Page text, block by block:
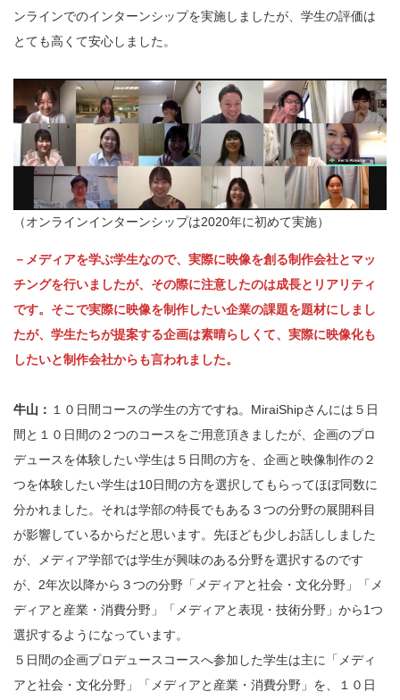
ンラインでのインターンシップを実施しましたが、学生の評価は
とても高くて安心しました。
（オンラインインターンシップは2020年に初めて実施）
－メディアを学ぶ学生なので、実際に映像を創る制作会社とマッ
チングを行いましたが、その際に注意したのは成長とリアリティ
です。そこで実際に映像を制作したい企業の課題を題材にしまし
たが、学生たちが提案する企画は素晴らしくて、実際に映像化も
したいと制作会社からも言われました。
牛山： １０日間コースの学生の方ですね。MiraiShipさんには５日
間と１０日間の２つのコースをご用意頂きましたが、企画のプロ
デュースを体験したい学生は５日間の方を、企画と映像制作の２
つを体験したい学生は10日間の方を選択してもらってほぼ同数に
分かれました。それは学部の特長でもある３つの分野の展開科目
が影響しているからだと思います。先ほども少しお話ししました
が、メディア学部では学生が興味のある分野を選択するのです
が、2年次以降から３つの分野「メディアと社会・文化分野」「メ
ディアと産業・消費分野」「メディアと表現・技術分野」から1つ
選択するようになっています。
５日間の企画プロデュースコースへ参加した学生は主に「メディ
アと社会・文化分野」「メディアと産業・消費分野」を、１０日